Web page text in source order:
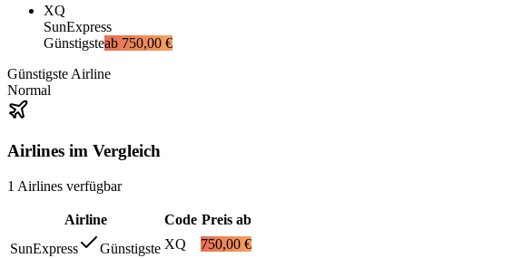
XQ
SunExpress
Günstigsteab 750,00 €
Günstigste Airline
Normal
Airlines im Vergleich
1 Airlines verfügbar
Airline Code Preis ab
SunExpress
Günstigste XQ
750,00 €